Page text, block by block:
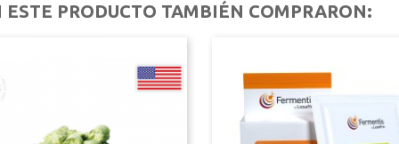
PRODUCTO TAMBIÉN COMPRARON: